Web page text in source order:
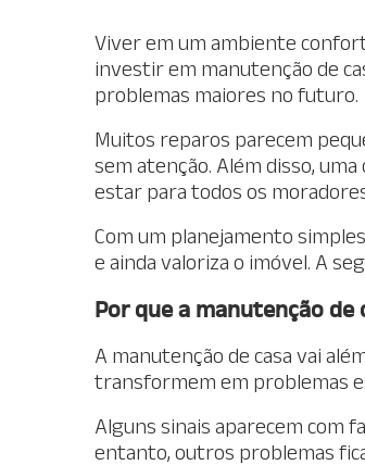
Viver em um ambiente
investir em manutenção de
problemas maiores no futuro.
Muitos reparos parecem
sem atenção. Além disso,
estar para todos os
Com um planejamento
e ainda valoriza o imóvel. A
Por que a manutenção
A manutenção de casa vai
transformem em problemas
Alguns sinais aparecem com
entanto, outros problemas